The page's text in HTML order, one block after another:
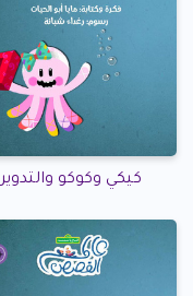
كيكي وكوكو والتدوير